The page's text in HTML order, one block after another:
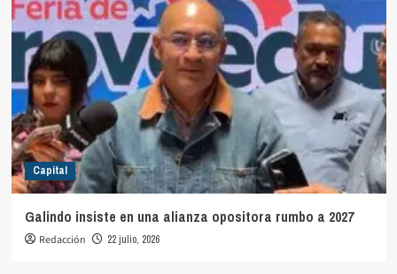
Capital
Galindo insiste en una alianza opositora rumbo a 2027
Redacción 22 julio, 2026